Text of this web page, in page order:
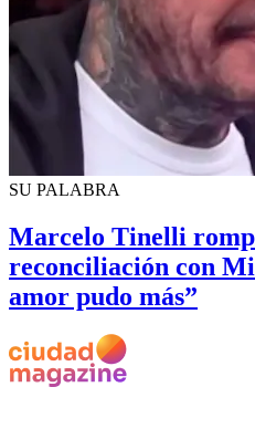
SU PALABRA
Marcelo Tinelli
reconciliación con
amor pudo más”